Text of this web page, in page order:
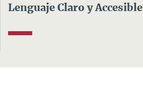
Lenguaje Claro y Accesible